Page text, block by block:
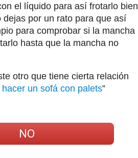
el líquido para así frotarlo bien
por un rato para que así
para comprobar si la mancha
hasta que la mancha no
otro que tiene cierta relación
hacer un sofá con palets”
NO